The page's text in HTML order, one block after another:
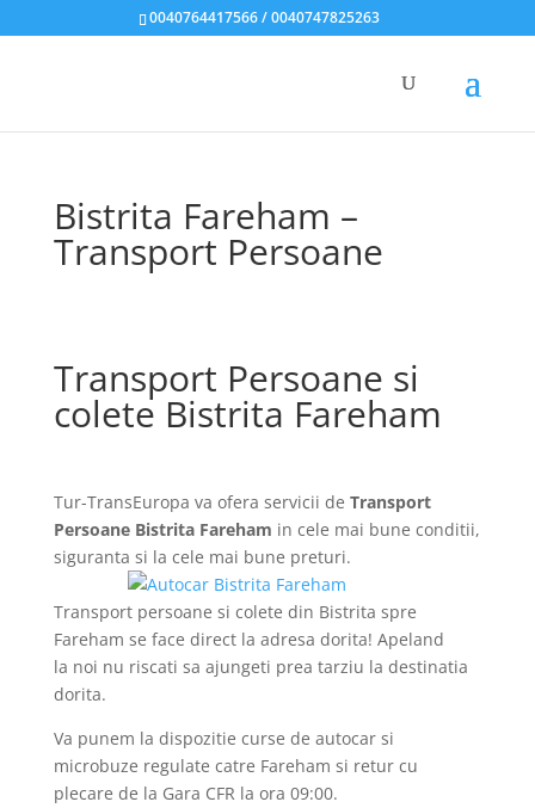
0040764417566 / 0040747825263
Bistrita Fareham –
Transport Persoane
Transport Persoane si
colete Bistrita Fareham
Tur-TransEuropa va ofera servicii de Transport
Persoane Bistrita Fareham in cele mai bune conditii,
siguranta si la cele mai bune preturi.
Transport persoane si colete din Bistrita spre
Fareham se face direct la adresa dorita! Apeland
la noi nu riscati sa ajungeti prea tarziu la destinatia
dorita.
Va punem la dispozitie curse de autocar si
microbuze regulate catre Fareham si retur cu
plecare de la Gara CFR la ora 09:00.